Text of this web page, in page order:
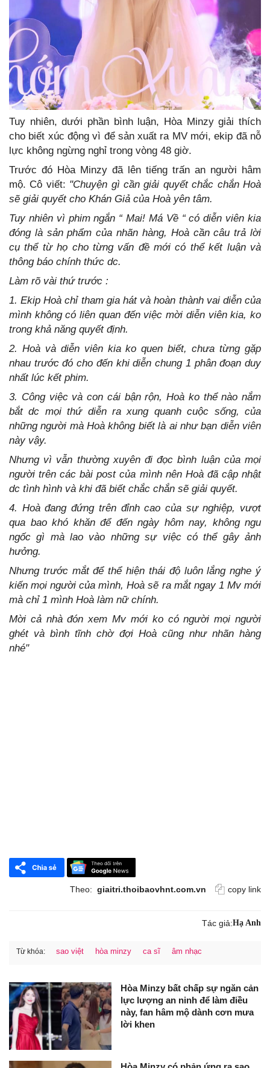
Tuy nhiên, dưới phần bình luận, Hòa Minzy giải thích
cho biết xúc động vì để sản xuất ra MV mới, ekip đã nỗ
lực không ngừng nghỉ trong vòng 48 giờ.
Trước đó Hòa Minzy đã lên tiếng trấn an người hâm
mộ. Cô viết: "Chuyện gì cần giải quyết chắc chắn Hoà
sẽ giải quyết cho Khán Giả của Hoà yên tâm.
Tuy nhiên vì phim ngắn “ Mai! Má Về “ có diễn viên kia
đóng là sản phẩm của nhãn hàng, Hoà cần câu trả lời
cụ thể từ họ cho từng vấn đề mới có thể kết luận và
thông báo chính thức dc.
Làm rõ vài thứ trước :
1. Ekip Hoà chỉ tham gia hát và hoàn thành vai diễn của
mình không có liên quan đến việc mời diễn viên kia, ko
trong khả năng quyết định.
2. Hoà và diễn viên kia ko quen biết, chưa từng gặp
nhau trước đó cho đến khi diễn chung 1 phân đoạn duy
nhất lúc kết phim.
3. Công việc và con cái bận rộn, Hoà ko thể nào nắm
bắt dc mọi thứ diễn ra xung quanh cuộc sống, của
những người mà Hoà không biết là ai như bạn diễn viên
này vậy.
Nhưng vì vẫn thường xuyên đi đọc bình luận của mọi
người trên các bài post của mình nên Hoà đã cập nhật
dc tình hình và khi đã biết chắc chắn sẽ giải quyết.
4. Hoà đang đứng trên đỉnh cao của sự nghiệp, vượt
qua bao khó khăn để đến ngày hôm nay, không ngu
ngốc gì mà lao vào những sự việc có thể gây ảnh
hưởng.
Nhưng trước mắt để thể hiện thái độ luôn lắng nghe ý
kiến mọi người của mình, Hoà sẽ ra mắt ngay 1 Mv mới
mà chỉ 1 mình Hoà làm nữ chính.
Mời cả nhà đón xem Mv mới ko có người mọi người
ghét và bình tĩnh chờ đợi Hoà cũng như nhãn hàng
nhé"
Theo: giaitri.thoibaovhnt.com.vn copy link
Tác giả:Hạ Anh
Từ khóa: sao việt hòa minzy ca sĩ âm nhạc
Hòa Minzy bất chấp sự ngăn cản
lực lượng an ninh để làm điều
này, fan hâm mộ dành cơn mưa
lời khen